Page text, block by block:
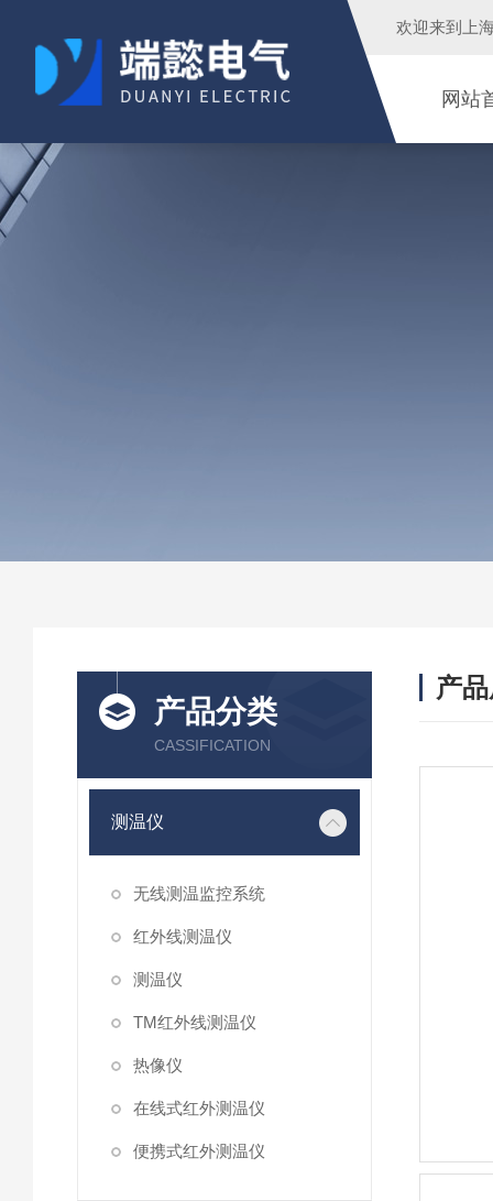
欢迎来到 上
网站
产品分类
CASSIFICATION
测温仪
无线测温监控系统
红外线测温仪
测温仪
TM红外线测温仪
热像仪
在线式红外测温仪
便携式红外测温仪
产